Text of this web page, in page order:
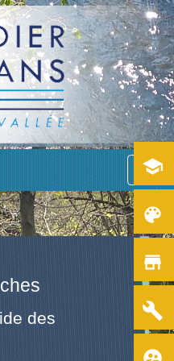
menu
des
school
color_lens
store
build